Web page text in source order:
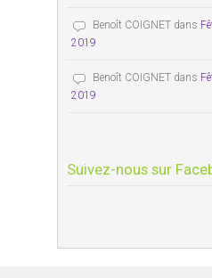
Benoît COIGNET dans
2019
Benoît COIGNET dans
2019
Suivez-nous sur